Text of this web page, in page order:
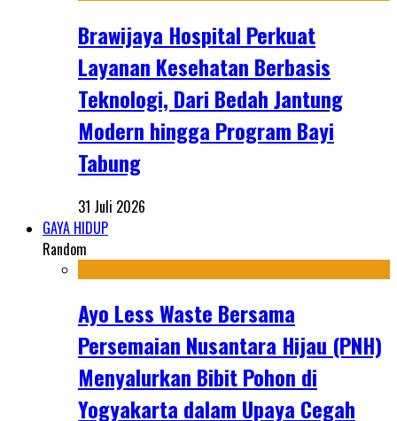
Brawijaya Hospital Perkuat
Layanan Kesehatan Berbasis
Teknologi, Dari Bedah Jantung
Modern hingga Program Bayi
Tabung
31 Juli 2026
GAYA HIDUP
Random
Ayo Less Waste Bersama
Persemaian Nusantara Hijau (PNH)
Menyalurkan Bibit Pohon di
Yogyakarta dalam Upaya Cegah